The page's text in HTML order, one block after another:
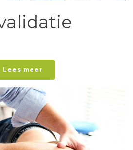
Lees meer